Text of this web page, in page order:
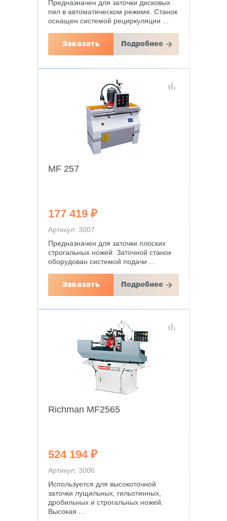
Предназначен для заточки дисковых
пил в автоматическом режиме. Станок
оснащен системой рециркуляции ...
Заказать Подробнее
MF 257
177 419 ₽
Артикул: 3007
Предназначен для заточки плоских
строгальных ножей. Заточной станок
оборудован системой подачи ...
Заказать Подробнее
Richman MF2565
524 194 ₽
Артикул: 3006
Используется для высокоточной
заточки лущильных, гильотинных,
дробильных и строгальных ножей.
Высокая ...